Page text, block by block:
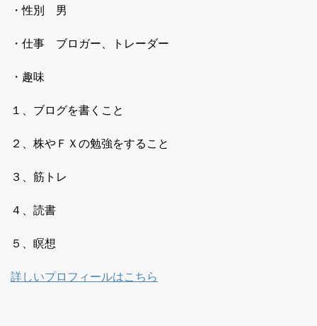
・性別 男
・仕事 ブロガー、トレーダー
・趣味
１、ブログを書くこと
２、株やＦＸの勉強をすること
３、筋トレ
４、読書
５、瞑想
詳しいプロフィールはこちら